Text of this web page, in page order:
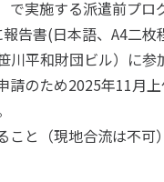
実施する派遣前プロ
告書(日本語、A4二枚
平和財団ビル）に参
請のため2025年11月
と（現地合流は不可